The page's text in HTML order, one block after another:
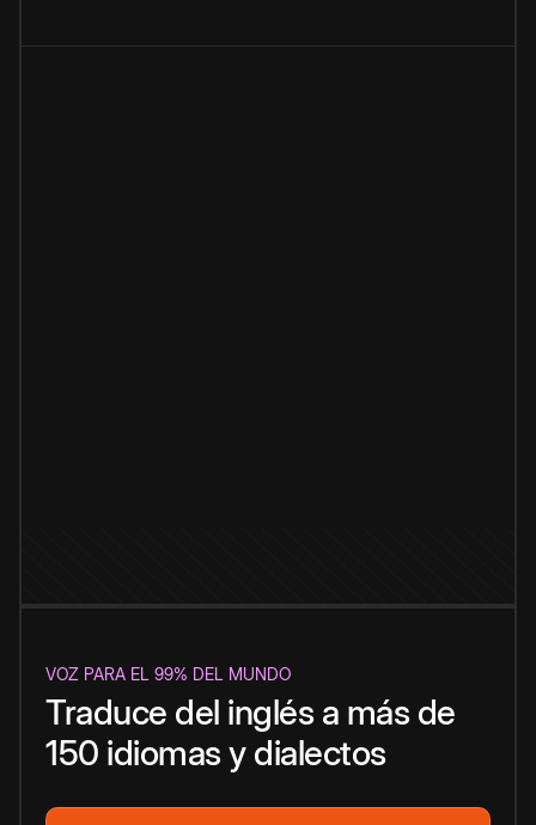
VOZ PARA EL 99% DEL MUNDO
Traduce del inglés a más de
150 idiomas y dialectos